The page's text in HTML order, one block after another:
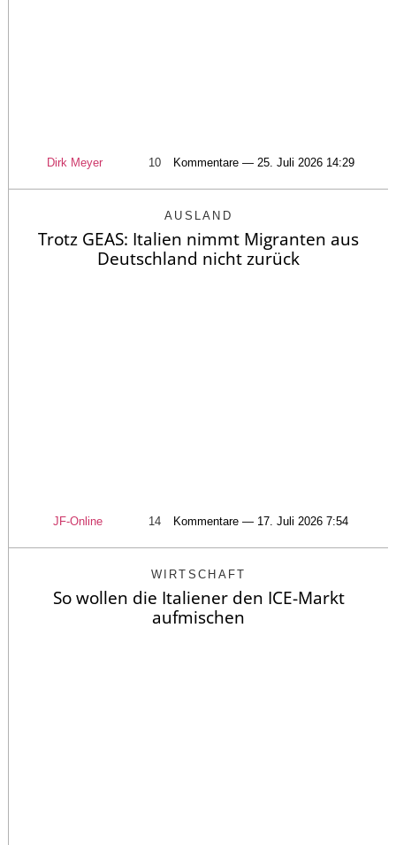
Dirk Meyer 10 Kommentare — 25. Juli 2026 14:29
AUSLAND
Trotz GEAS: Italien nimmt Migranten aus
Deutschland nicht zurück
JF-Online 14 Kommentare — 17. Juli 2026 7:54
WIRTSCHAFT
So wollen die Italiener den ICE-Markt
aufmischen